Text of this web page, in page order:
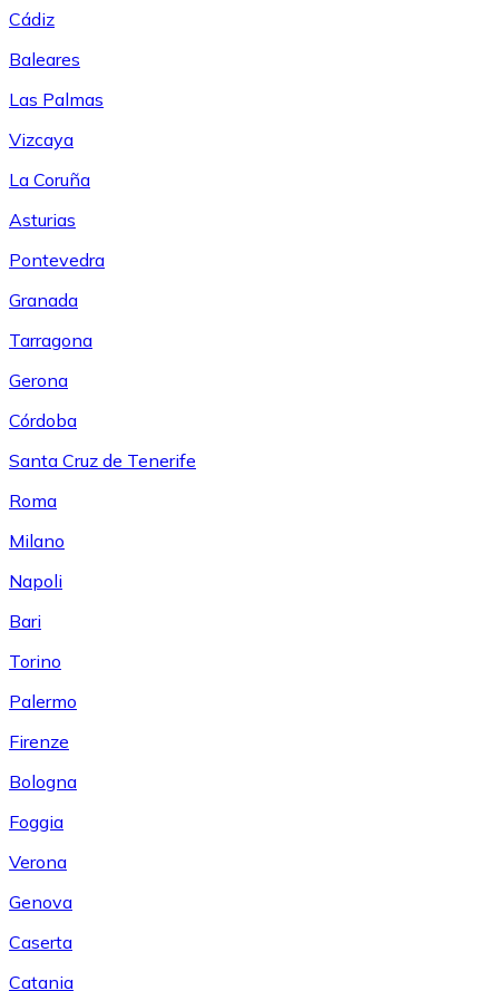
Cádiz
Baleares
Las Palmas
Vizcaya
La Coruña
Asturias
Pontevedra
Granada
Tarragona
Gerona
Córdoba
Santa Cruz de Tenerife
Roma
Milano
Napoli
Bari
Torino
Palermo
Firenze
Bologna
Foggia
Verona
Genova
Caserta
Catania